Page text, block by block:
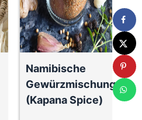
Namibische
Gewürzmischung
(Kapana Spice)